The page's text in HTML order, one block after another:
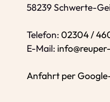
58239 Schwerte-
Telefon: 02304 /
E-Mail:
Anfahrt per
Telefon*